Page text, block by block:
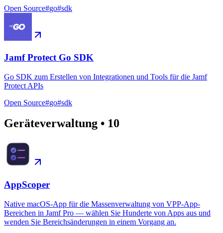
Open Source#go#sdk
Jamf Protect Go SDK
Go SDK zum Erstellen von Integrationen und Tools für die Jamf
Protect APIs
Open Source#go#sdk
Geräteverwaltung • 10
AppScoper
Native macOS-App für die Massenverwaltung von VPP-App-
Bereichen in Jamf Pro — wählen Sie Hunderte von Apps aus und
wenden Sie Bereichsänderungen in einem Vorgang an.